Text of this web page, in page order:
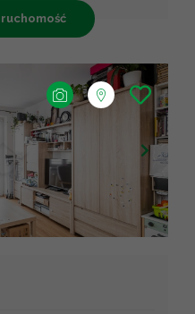
OpenStreetMap contributors © CARTO